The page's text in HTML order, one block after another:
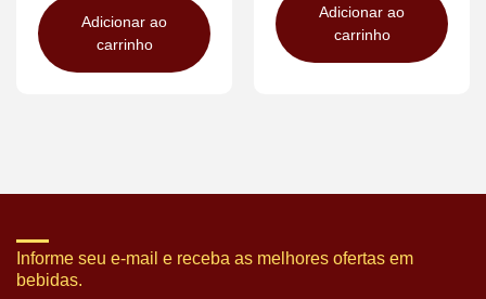
Adicionar ao
carrinho
Adicionar ao
carrinho
Informe seu e-mail e receba as melhores ofertas em
bebidas.